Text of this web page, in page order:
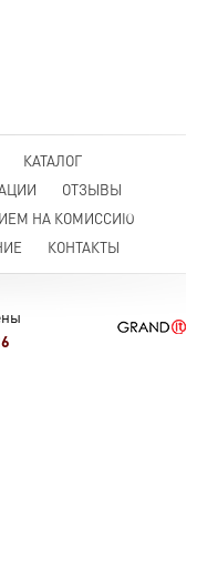
КАТАЛОГ
ОТЗЫВЫ
НА КОМИССИЮ
КОНТАКТЫ